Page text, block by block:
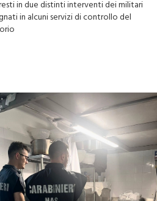
in due distinti interventi dei militari
in alcuni servizi di controllo del